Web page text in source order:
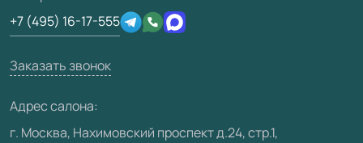
Отзывы клиентов
Техническая информация
Юридическая информация
Производство
Вакансии
Видео
+7 (495) 16-17-555
Заказать звонок
Адрес салона:
г. Москва, Нахимовский проспект д.24, стр.1,